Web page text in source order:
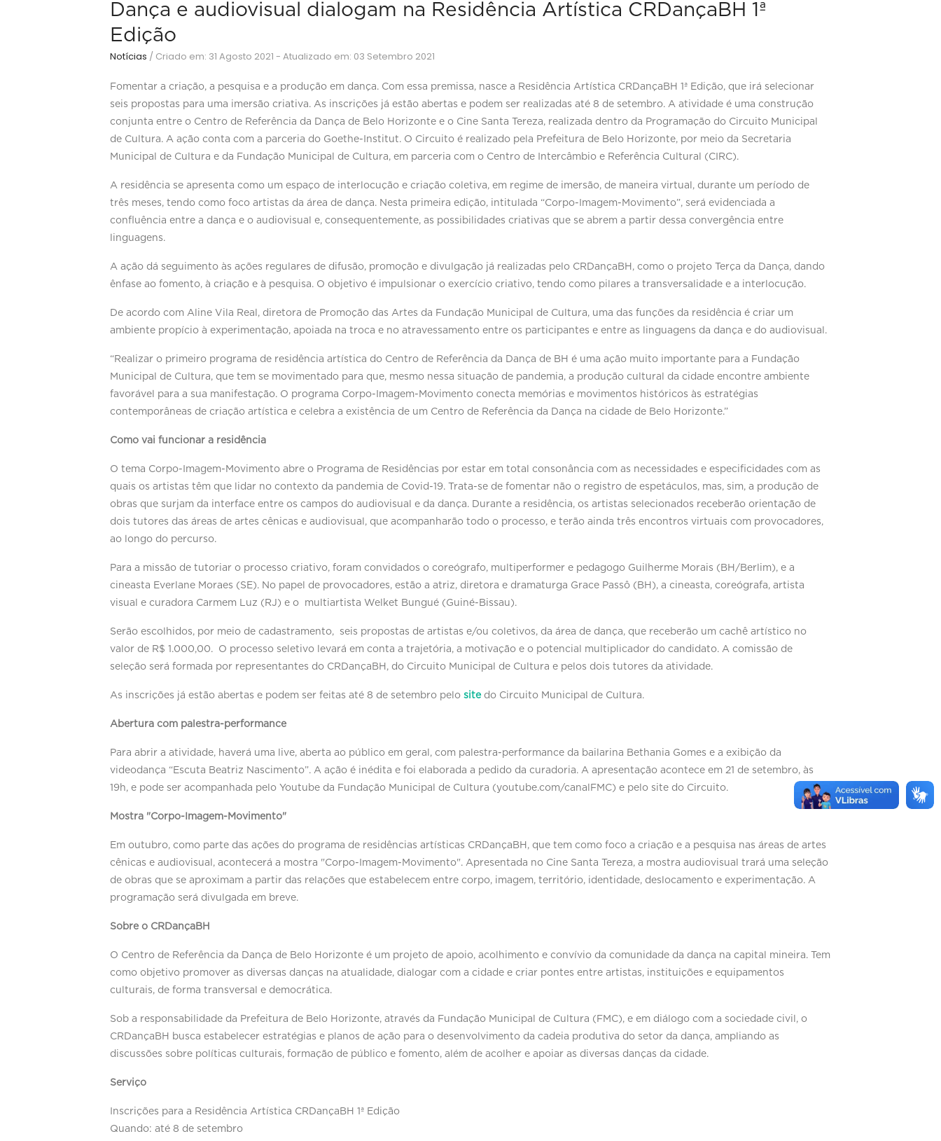
Dança e audiovisual dialogam na Residência Artística CRDançaBH 1ª
Edição
Notícias / Criado em: 31 Agosto 2021 - Atualizado em: 03 Setembro 2021
Fomentar a criação, a pesquisa e a produção em dança. Com essa premissa, nasce a Residência Artística CRDançaBH 1ª Edição, que irá selecionar
seis propostas para uma imersão criativa. As inscrições já estão abertas e podem ser realizadas até 8 de setembro. A atividade é uma construção
conjunta entre o Centro de Referência da Dança de Belo Horizonte e o Cine Santa Tereza, realizada dentro da Programação do Circuito Municipal
de Cultura. A ação conta com a parceria do Goethe-Institut. O Circuito é realizado pela Prefeitura de Belo Horizonte, por meio da Secretaria
Municipal de Cultura e da Fundação Municipal de Cultura, em parceria com o Centro de Intercâmbio e Referência Cultural (CIRC).
A residência se apresenta como um espaço de interlocução e criação coletiva, em regime de imersão, de maneira virtual, durante um período de
três meses, tendo como foco artistas da área de dança. Nesta primeira edição, intitulada “Corpo-Imagem-Movimento”, será evidenciada a
confluência entre a dança e o audiovisual e, consequentemente, as possibilidades criativas que se abrem a partir dessa convergência entre
linguagens.
A ação dá seguimento às ações regulares de difusão, promoção e divulgação já realizadas pelo CRDançaBH, como o projeto Terça da Dança, dando
ênfase ao fomento, à criação e à pesquisa. O objetivo é impulsionar o exercício criativo, tendo como pilares a transversalidade e a interlocução.
De acordo com Aline Vila Real, diretora de Promoção das Artes da Fundação Municipal de Cultura, uma das funções da residência é criar um
ambiente propício à experimentação, apoiada na troca e no atravessamento entre os participantes e entre as linguagens da dança e do audiovisual.
“Realizar o primeiro programa de residência artística do Centro de Referência da Dança de BH é uma ação muito importante para a Fundação
Municipal de Cultura, que tem se movimentado para que, mesmo nessa situação de pandemia, a produção cultural da cidade encontre ambiente
favorável para a sua manifestação. O programa Corpo-Imagem-Movimento conecta memórias e movimentos históricos às estratégias
contemporâneas de criação artística e celebra a existência de um Centro de Referência da Dança na cidade de Belo Horizonte.”
Como vai funcionar a residência
O tema Corpo-Imagem-Movimento abre o Programa de Residências por estar em total consonância com as necessidades e especificidades com as
quais os artistas têm que lidar no contexto da pandemia de Covid-19. Trata-se de fomentar não o registro de espetáculos, mas, sim, a produção de
obras que surjam da interface entre os campos do audiovisual e da dança. Durante a residência, os artistas selecionados receberão orientação de
dois tutores das áreas de artes cênicas e audiovisual, que acompanharão todo o processo, e terão ainda três encontros virtuais com provocadores,
ao longo do percurso.
Para a missão de tutoriar o processo criativo, foram convidados o coreógrafo, multiperformer e pedagogo Guilherme Morais (BH/Berlim), e a
cineasta Everlane Moraes (SE). No papel de provocadores, estão a atriz, diretora e dramaturga Grace Passô (BH), a cineasta, coreógrafa, artista
visual e curadora Carmem Luz (RJ) e o multiartista Welket Bungué (Guiné-Bissau).
Serão escolhidos, por meio de cadastramento, seis propostas de artistas e/ou coletivos, da área de dança, que receberão um cachê artístico no
valor de R$ 1.000,00. O processo seletivo levará em conta a trajetória, a motivação e o potencial multiplicador do candidato. A comissão de
seleção será formada por representantes do CRDançaBH, do Circuito Municipal de Cultura e pelos dois tutores da atividade.
As inscrições já estão abertas e podem ser feitas até 8 de setembro pelosite do Circuito Municipal de Cultura.
Abertura com palestra-performance
Para abrir a atividade, haverá uma live, aberta ao público em geral, com palestra-performance da bailarina Bethania Gomes e a exibição da
videodança “Escuta Beatriz Nascimento”. A ação é inédita e foi elaborada a pedido da curadoria. A apresentação acontece em 21 de setembro, às
19h, e pode ser acompanhada pelo Youtube da Fundação Municipal de Cultura (youtube.com/canalFMC) e pelo site do Circuito.
Mostra "Corpo-Imagem-Movimento"
Em outubro, como parte das ações do programa de residências artísticas CRDançaBH, que tem como foco a criação e a pesquisa nas áreas de artes
cênicas e audiovisual, acontecerá a mostra "Corpo-Imagem-Movimento". Apresentada no Cine Santa Tereza, a mostra audiovisual trará uma seleção
de obras que se aproximam a partir das relações que estabelecem entre corpo, imagem, território, identidade, deslocamento e experimentação. A
programação será divulgada em breve.
Sobre o CRDançaBH
O Centro de Referência da Dança de Belo Horizonte é um projeto de apoio, acolhimento e convívio da comunidade da dança na capital mineira. Tem
como objetivo promover as diversas danças na atualidade, dialogar com a cidade e criar pontes entre artistas, instituições e equipamentos
culturais, de forma transversal e democrática.
Sob a responsabilidade da Prefeitura de Belo Horizonte, através da Fundação Municipal de Cultura (FMC), e em diálogo com a sociedade civil, o
CRDançaBH busca estabelecer estratégias e planos de ação para o desenvolvimento da cadeia produtiva do setor da dança, ampliando as
discussões sobre políticas culturais, formação de público e fomento, além de acolher e apoiar as diversas danças da cidade.
Serviço
Inscrições para a Residência Artística CRDançaBH 1ª Edição
Quando: até 8 de setembro